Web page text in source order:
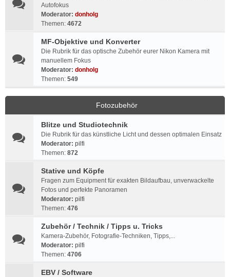
Autofokus
Moderator: donholg
Themen: 4672
MF-Objektive und Konverter
Die Rubrik für das optische Zubehör eurer Nikon Kamera mit
manuellem Fokus
Moderator: donholg
Themen: 549
Fotozubehör
Blitze und Studiotechnik
Die Rubrik für das künstliche Licht und dessen optimalen Einsatz
Moderator: pilfi
Themen: 872
Stative und Köpfe
Fragen zum Equipment für exakten Bildaufbau, unverwackelte
Fotos und perfekte Panoramen
Moderator: pilfi
Themen: 476
Zubehör / Technik / Tipps u. Tricks
Kamera-Zubehör, Fotografie-Techniken, Tipps,...
Moderator: pilfi
Themen: 4706
EBV / Software